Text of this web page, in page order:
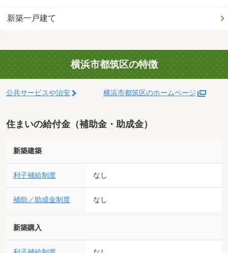
新築一戸建て
横浜市都筑区の特徴
公共サービスや治安 横浜市都筑区のホームページ
住まいの給付金（補助金・助成金）
新築建築
利子補給制度 なし
補助／助成金制度 なし
新築購入